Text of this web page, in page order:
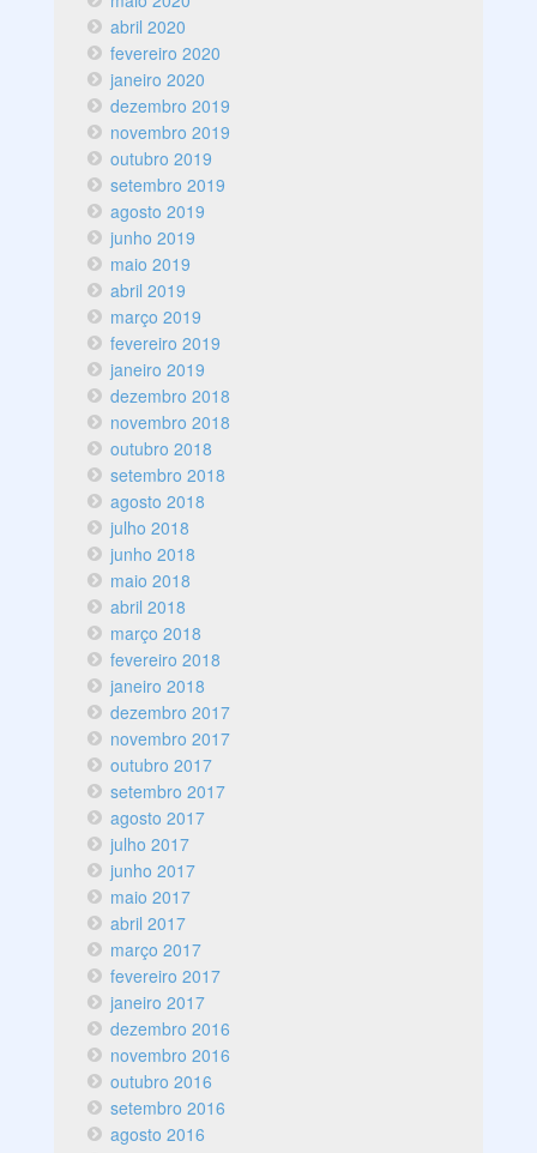
abril 2020
fevereiro 2020
janeiro 2020
dezembro 2019
novembro 2019
outubro 2019
setembro 2019
agosto 2019
junho 2019
maio 2019
abril 2019
março 2019
fevereiro 2019
janeiro 2019
dezembro 2018
novembro 2018
outubro 2018
setembro 2018
agosto 2018
julho 2018
junho 2018
maio 2018
abril 2018
março 2018
fevereiro 2018
janeiro 2018
dezembro 2017
novembro 2017
outubro 2017
setembro 2017
agosto 2017
julho 2017
junho 2017
maio 2017
abril 2017
março 2017
fevereiro 2017
janeiro 2017
dezembro 2016
novembro 2016
outubro 2016
setembro 2016
agosto 2016